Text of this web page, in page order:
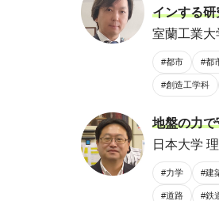
インする研
室蘭工業
#都市 #都
#創造工学科
地盤の力
日本大学
#力学 #建
#道路 #鉄